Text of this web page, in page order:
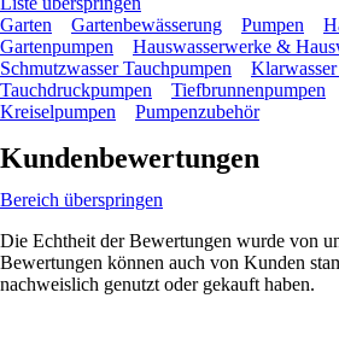
Garten
Gartenbewässerung Pumpen
Gartenpumpen
Hauswasserwerke &
Schmutzwasser Tauchpumpen
Tauchdruckpumpen
Tiefbrunnenpumpen
Kreiselpumpen
Pumpenzubehör
Kundenbewertungen
Bereich überspringen
Die Echtheit der Bewertungen wurde von
Bewertungen können auch von Kunden
nachweislich genutzt oder gekauft haben.